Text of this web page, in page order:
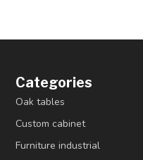
Categories
Oak tables
Custom cabinet
Furniture industrial